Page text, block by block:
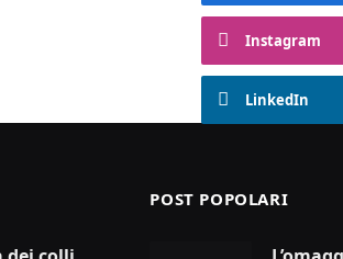
Instagram
LinkedIn
POST POPOLARI